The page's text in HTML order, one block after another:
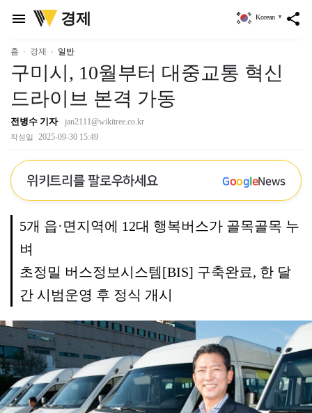
menu
위
키
리
경제 share
Korean ▼
홈 경제 일반
구미시, 10월부터 대중교통 혁신
드라이브 본격 가동
전병수 기자 jan2111@wikitree.co.kr
작성일 2025-09-30 15:49
위키트리를 팔로우하세요 GoogleNews
5개 읍·면지역에 12대 행복버스가 골목골목 누
벼
초정밀 버스정보시스템[BIS] 구축완료, 한 달
간 시범운영 후 정식 개시